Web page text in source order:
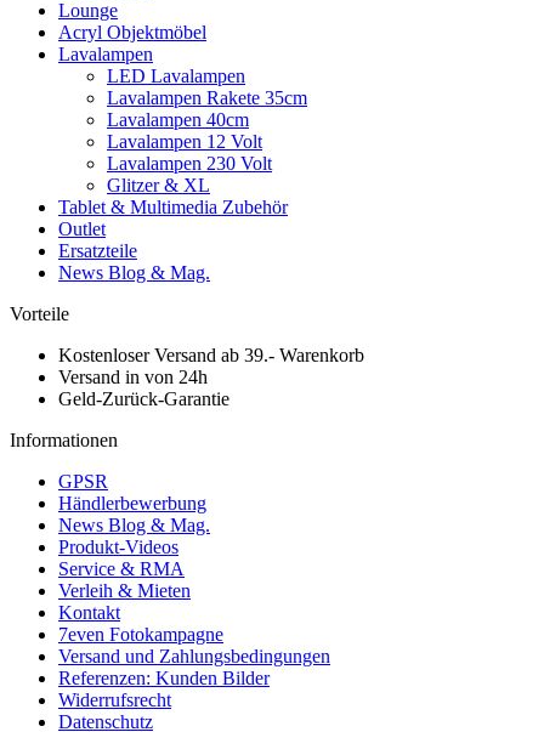
Lounge
Acryl Objektmöbel
Lavalampen
LED Lavalampen
Lavalampen Rakete 35cm
Lavalampen 40cm
Lavalampen 12 Volt
Lavalampen 230 Volt
Glitzer & XL
Tablet & Multimedia Zubehör
Outlet
Ersatzteile
News Blog & Mag.
Vorteile
Kostenloser Versand ab 39.- Warenkorb
Versand in von 24h
Geld-Zurück-Garantie
Informationen
GPSR
Händlerbewerbung
News Blog & Mag.
Produkt-Videos
Service & RMA
Verleih & Mieten
Kontakt
7even Fotokampagne
Versand und Zahlungsbedingungen
Referenzen: Kunden Bilder
Widerrufsrecht
Datenschutz